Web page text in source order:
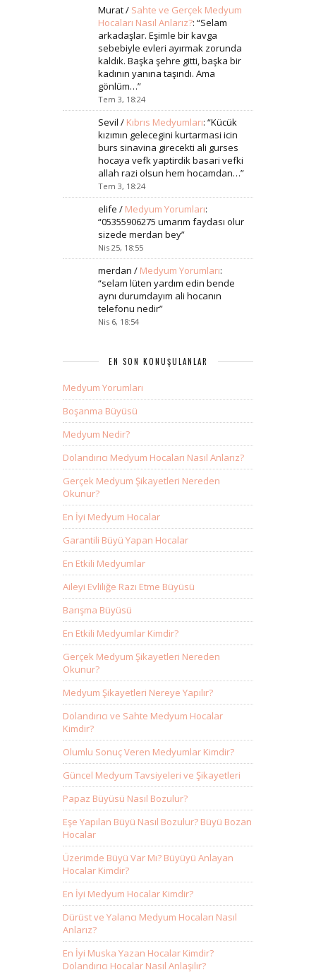
Murat/ Sahte ve Gerçek Medyum
Hocaları Nasıl Anlarız?: “Selam
arkadaşlar. Eşimle bir kavga
sebebiyle evleri ayırmak zorunda
kaldık. Başka şehre gitti, başka bir
kadının yanına taşındı. Ama
gönlüm…”
Tem 3, 18:24
Sevil / Kıbrıs Medyumları: “Kücük
kızımın gelecegini kurtarmasi icin
burs sinavina girecekti ali gurses
hocaya vefk yaptirdik basari vefki
allah razi olsun hem hocamdan…”
Tem 3, 18:24
elife / Medyum Yorumları:
“05355906275 umarım faydası olur
sizede merdan bey”
Nis 25, 18:55
merdan / Medyum Yorumları:
“selam lüten yardım edin bende
aynı durumdayım ali hocanın
telefonu nedir”
Nis 6, 18:54
EN SON KONUŞULANLAR
Medyum Yorumları
Boşanma Büyüsü
Medyum Nedir?
Dolandırıcı Medyum Hocaları Nasıl Anlarız?
Gerçek Medyum Şikayetleri Nereden
Okunur?
En İyi Medyum Hocalar
Garantili Büyü Yapan Hocalar
En Etkili Medyumlar
Aileyi Evliliğe Razı Etme Büyüsü
Barışma Büyüsü
En Etkili Medyumlar Kimdir?
Gerçek Medyum Şikayetleri Nereden
Okunur?
Medyum Şikayetleri Nereye Yapılır?
Dolandırıcı ve Sahte Medyum Hocalar
Kimdir?
Olumlu Sonuç Veren Medyumlar Kimdir?
Güncel Medyum Tavsiyeleri ve Şikayetleri
Papaz Büyüsü Nasıl Bozulur?
Eşe Yapılan Büyü Nasıl Bozulur? Büyü Bozan
Hocalar
Üzerimde Büyü Var Mı? Büyüyü Anlayan
Hocalar Kimdir?
En İyi Medyum Hocalar Kimdir?
Dürüst ve Yalancı Medyum Hocaları Nasıl
Anlarız?
En İyi Muska Yazan Hocalar Kimdir?
Dolandırıcı Hocalar Nasıl Anlaşılır?